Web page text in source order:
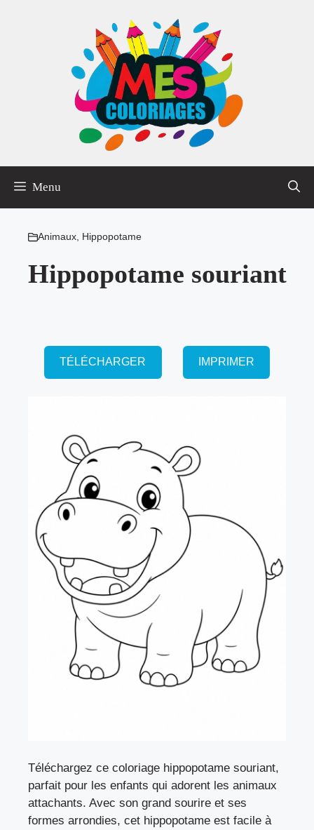
Menu
Animaux, Hippopotame
Hippopotame souriant
TÉLÉCHARGER IMPRIMER
Téléchargez ce coloriage hippopotame souriant,
parfait pour les enfants qui adorent les animaux
attachants. Avec son grand sourire et ses
formes arrondies, cet hippopotame est facile à